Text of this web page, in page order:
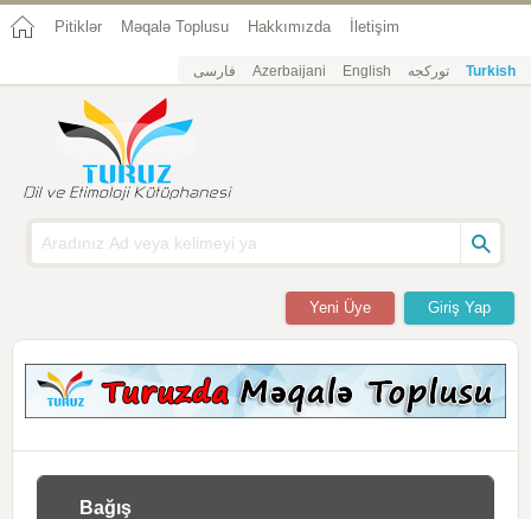
Pitiklər Məqalə Toplusu Hakkımızda İletişim
فارسی Azerbaijani English تورکجه Turkish
Giriş Yap
Yeni Üye
Bağış